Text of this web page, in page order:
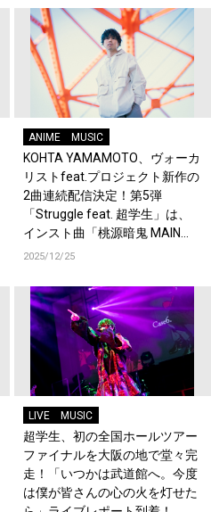
ANIME MUSIC
KOHTA YAMAMOTO、ヴォーカ
リストfeat.プロジェクト新作の
2曲連続配信決定！第5弾
「Struggle feat. 超学生」は、
インスト曲「桃源暗鬼 MAIN
THEME」にヴォーカルを加えリ
2025/12/25
LIVE MUSIC
超学生、初の全国ホールツアー
ファイナルを大阪の地で堂々完
走！「いつかは武道館へ。今度
は僕が皆さんの心の火を灯せた